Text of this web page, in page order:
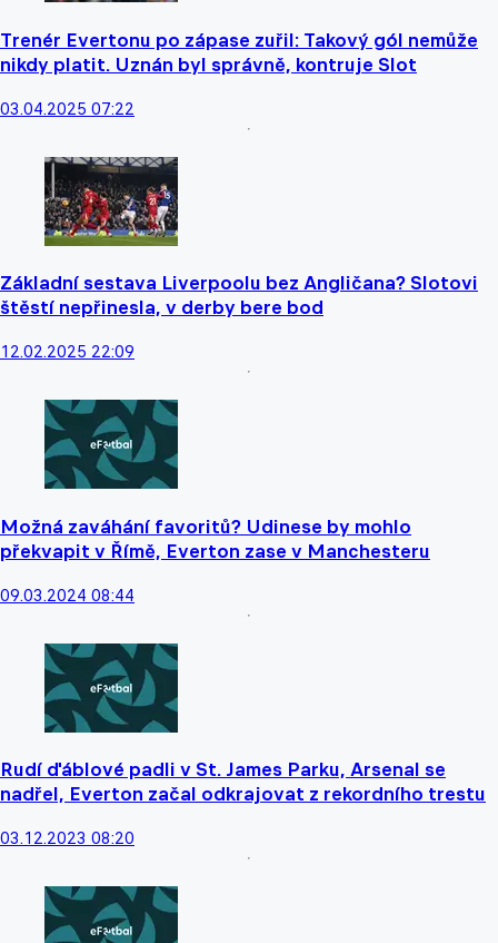
Trenér Evertonu po zápase zuřil: Takový gól nemůže
nikdy platit. Uznán byl správně, kontruje Slot
03.04.2025 07:22
Základní sestava Liverpoolu bez Angličana? Slotovi
štěstí nepřinesla, v derby bere bod
12.02.2025 22:09
Možná zaváhání favoritů? Udinese by mohlo
překvapit v Římě, Everton zase v Manchesteru
09.03.2024 08:44
Rudí ďáblové padli v St. James Parku, Arsenal se
nadřel, Everton začal odkrajovat z rekordního trestu
03.12.2023 08:20